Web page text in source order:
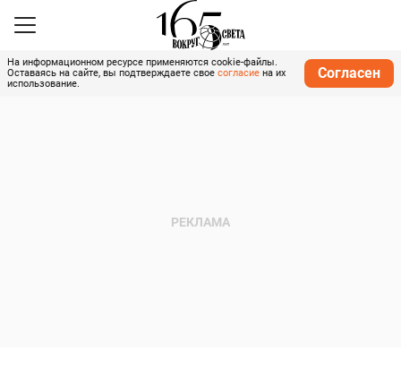
На информационном ресурсе применяются cookie-файлы.
Оставаясь на сайте, вы подтверждаете свое согласие на их
использование.
Согласен